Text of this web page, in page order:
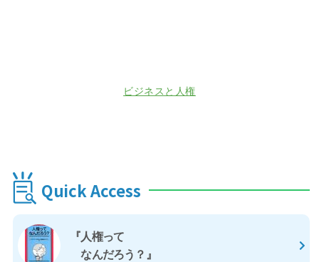
Quick Access
『人権って
なんだろう？』
ビジネスと人権